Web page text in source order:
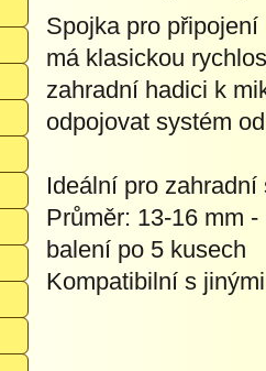
Spojka pro
má klasickou
zahradní hadici k
odpojovat systém
Ideální pro zahradní
Průměr: 13-16 mm -
balení po 5 kusech
Kompatibilní s